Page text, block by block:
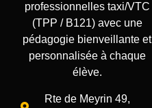
professionnelles taxi/VTC
(TPP / B121) avec une
pédagogie bienveillante et
personnalisée à chaque
élève.
Rte de Meyrin 49,